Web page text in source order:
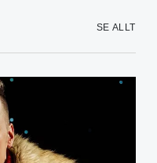
SE ALLT